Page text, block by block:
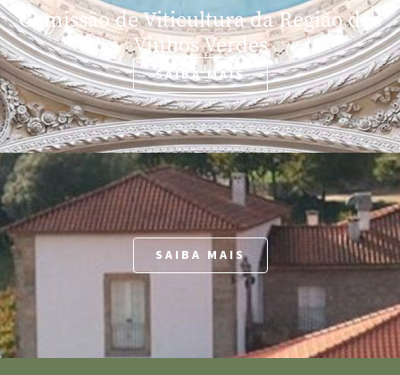
Comissão de Viticultura da Região dos
Vinhos Verdes
SAIBA MAIS
SAIBA MAIS